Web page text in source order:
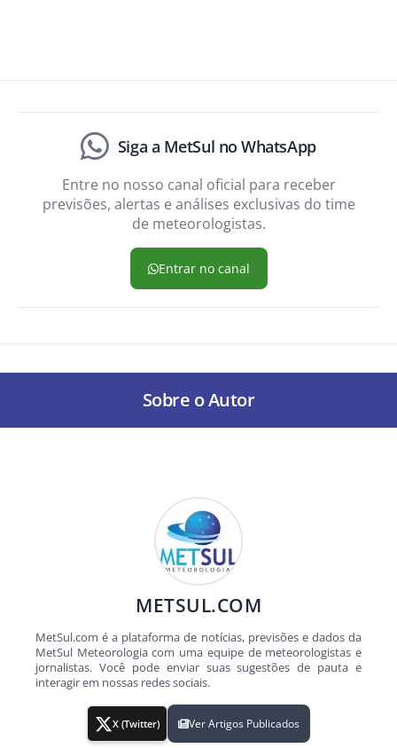
Siga a MetSul no WhatsApp
Entre no nosso canal oficial para receber
previsões, alertas e análises exclusivas do time
de meteorologistas.
Entrar no canal
Sobre o Autor
METSUL.COM
MetSul.com é a plataforma de notícias, previsões e dados da
MetSul Meteorologia com uma equipe de meteorologistas e
jornalistas. Você pode enviar suas sugestões de pauta e
interagir em nossas redes sociais.
X (Twitter) Ver Artigos Publicados